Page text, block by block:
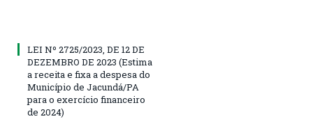
LEI Nº 2725/2023, DE 12 DE
DEZEMBRO DE 2023 (Estima
a receita e fixa a despesa do
Município de Jacundá/PA
para o exercício financeiro
de 2024)